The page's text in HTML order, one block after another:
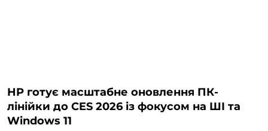
HP готує масштабне оновлення ПК-
лінійки до CES 2026 із фокусом на ШІ та
Windows 11